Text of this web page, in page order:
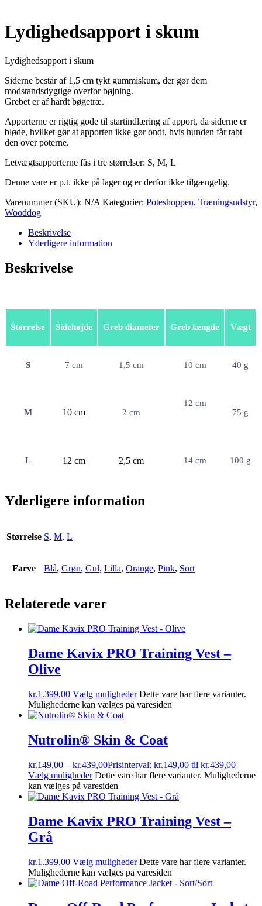
Lydighedsapport i skum
Lydighedsapport i skum
Siderne består af 1,5 cm tykt gummiskum, der gør dem
modstandsdygtige overfor bøjning.
Grebet er af hårdt bøgetræ.
Apporterne er rigtig gode til startindlæring af apport, da siderne er
bløde, hvilket gør at apporten ikke gør ondt, hvis hunden får tabt
den over poterne.
Letvægtsapporterne fås i tre størrelser: S, M, L
Denne vare er p.t. ikke på lager og er derfor ikke tilgængelig.
Varenummer (SKU): N/A Kategorier: Poteshoppen, Træningsudstyr,
Wooddog
Beskrivelse
Yderligere information
Beskrivelse
Størrelse Sidehøjde Greb diameter Greb længde Vægt
S 7 cm 1,5 cm 10 cm 40 g
M 10 cm 2 cm
12 cm
75 g
L 12 cm 2,5 cm 14 cm 100 g
Yderligere information
Størrelse S, M, L
Farve Blå, Grøn, Gul, Lilla, Orange, Pink, Sort
Relaterede varer
Dame Kavix PRO Training Vest –
Olive
kr.1.399,00 Vælg muligheder Dette vare har flere varianter.
Mulighederne kan vælges på varesiden
Nutrolin® Skin & Coat
kr.149,00 – kr.439,00Prisinterval: kr.149,00 til kr.439,00
Vælg muligheder Dette vare har flere varianter. Mulighederne
kan vælges på varesiden
Dame Kavix PRO Training Vest –
Grå
kr.1.399,00 Vælg muligheder Dette vare har flere varianter.
Mulighederne kan vælges på varesiden